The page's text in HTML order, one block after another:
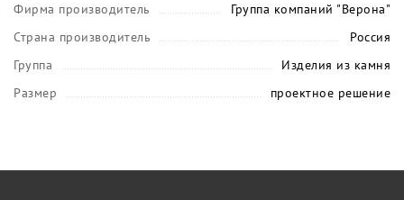
Фирма производитель
Группа компаний "Верона"
Страна производитель
Россия
Группа
Изделия из камня
Размер
проектное решение